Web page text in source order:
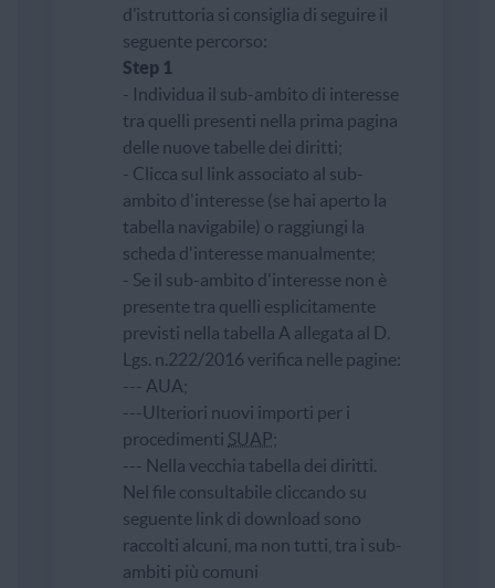
d’istruttoria si consiglia di seguire il
seguente percorso:
Step 1
- Individua il sub-ambito di interesse
tra quelli presenti nella prima pagina
delle nuove tabelle dei diritti;
- Clicca sul link associato al sub-
ambito d'interesse (se hai aperto la
tabella navigabile) o raggiungi la
scheda d'interesse manualmente;
- Se il sub-ambito d'interesse non è
presente tra quelli esplicitamente
previsti nella tabella A allegata al D.
Lgs. n.222/2016 verifica nelle pagine:
--- AUA;
---Ulteriori nuovi importi per i
procedimenti SUAP;
--- Nella vecchia tabella dei diritti.
Nel file consultabile cliccando su
seguente link di download sono
raccolti alcuni, ma non tutti, tra i sub-
ambiti più comuni